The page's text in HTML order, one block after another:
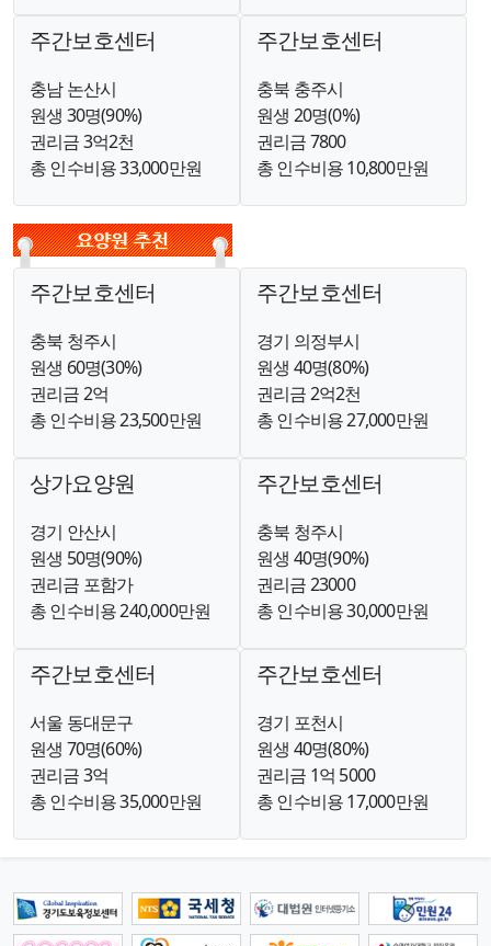
주간보호센터
충남 논산시
원생 30명(90%)
권리금 3억2천
총 인수비용 33,000만원
주간보호센터
충북 충주시
원생 20명(0%)
권리금 7800
총 인수비용 10,800만원
주간보호센터
충북 청주시
원생 60명(30%)
권리금 2억
총 인수비용 23,500만원
주간보호센터
경기 의정부시
원생 40명(80%)
권리금 2억2천
총 인수비용 27,000만원
상가요양원
경기 안산시
원생 50명(90%)
권리금 포함가
총 인수비용 240,000만원
주간보호센터
충북 청주시
원생 40명(90%)
권리금 23000
총 인수비용 30,000만원
주간보호센터
서울 동대문구
원생 70명(60%)
권리금 3억
총 인수비용 35,000만원
주간보호센터
경기 포천시
원생 40명(80%)
권리금 1억 5000
총 인수비용 17,000만원